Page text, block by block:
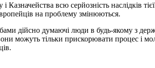
всю серйозність наслідків
на проблему змінюються.
дійсно думаючі люди в будь-якому з
можуть тільки прискорювати процес і